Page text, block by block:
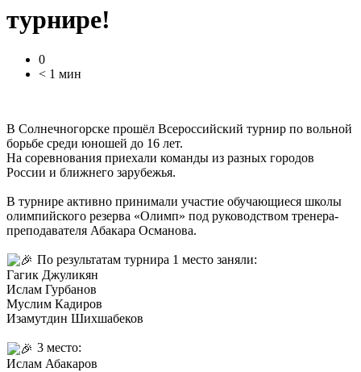
турнире!
0
< 1 мин
В Солнечногорске прошёл Всероссийский турнир по вольной
борьбе среди юношей до 16 лет.
На соревнования приехали команды из разных городов
России и ближнего зарубежья.
В турнире активно принимали участие обучающиеся школы
олимпийского резерва «Олимп» под руководством тренера-
преподавателя Абакара Османова.
По результатам турнира 1 место заняли:
Гагик Джуликян
Ислам Гурбанов
Муслим Кадиров
Изамутдин Шихшабеков
3 место:
Ислам Абакаров